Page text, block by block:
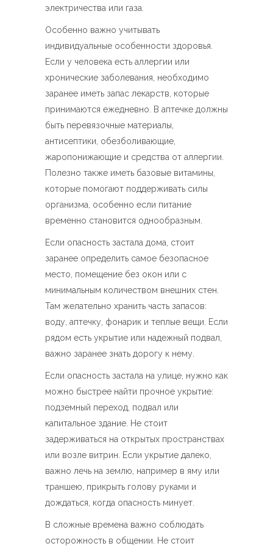
электричества или газа.
Особенно важно учитывать
индивидуальные особенности здоровья.
Если у человека есть аллергии или
хронические заболевания, необходимо
заранее иметь запас лекарств, которые
принимаются ежедневно. В аптечке должны
быть перевязочные материалы,
антисептики, обезболивающие,
жаропонижающие и средства от аллергии.
Полезно также иметь базовые витамины,
которые помогают поддерживать силы
организма, особенно если питание
временно становится однообразным.
Если опасность застала дома, стоит
заранее определить самое безопасное
место, помещение без окон или с
минимальным количеством внешних стен.
Там желательно хранить часть запасов:
воду, аптечку, фонарик и теплые вещи. Если
рядом есть укрытие или надежный подвал,
важно заранее знать дорогу к нему.
Если опасность застала на улице, нужно как
можно быстрее найти прочное укрытие:
подземный переход, подвал или
капитальное здание. Не стоит
задерживаться на открытых пространствах
или возле витрин. Если укрытие далеко,
важно лечь на землю, например в яму или
траншею, прикрыть голову руками и
дождаться, когда опасность минует.
В сложные времена важно соблюдать
осторожность в общении. Не стоит